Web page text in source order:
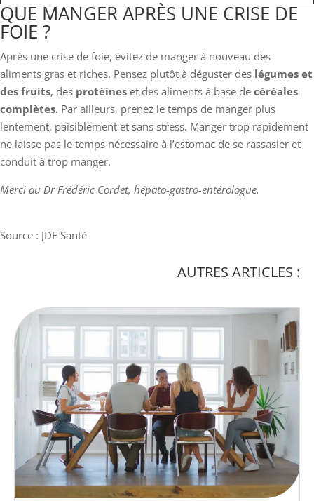
QUE MANGER APRÈS UNE CRISE DE
FOIE ?
Après une crise de foie, évitez de manger à nouveau des
aliments gras et riches. Pensez plutôt à déguster des légumes et
des fruits, des protéines et des aliments à base de céréales
complètes. Par ailleurs, prenez le temps de manger plus
lentement, paisiblement et sans stress. Manger trop rapidement
ne laisse pas le temps nécessaire à l’estomac de se rassasier et
conduit à trop manger.
Merci au Dr Frédéric Cordet, hépato-gastro-entérologue.
Source : JDF Santé
AUTRES ARTICLES :